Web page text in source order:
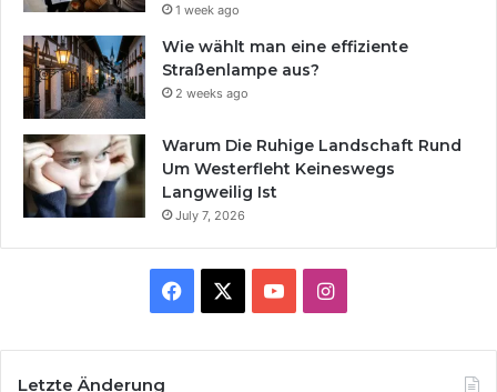
1 week ago
Wie wählt man eine effiziente
Straßenlampe aus?
2 weeks ago
Warum Die Ruhige Landschaft Rund
Um Westerfleht Keineswegs
Langweilig Ist
July 7, 2026
Facebook YouTubeInstagram
Letzte Änderung